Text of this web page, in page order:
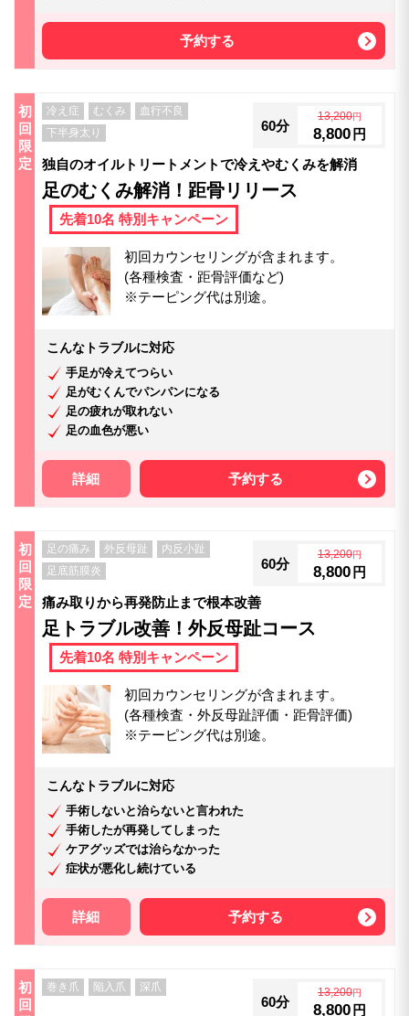
予約する
初
回
限
定
冷え症 むくみ
血行不良
下半身太り
60分
13,200円
8,800 円
独自のオイルトリートメントで冷えやむくみを解消
足のむくみ解消！距骨リリース
先着10名 特別キャンペーン
初回カウンセリングが含まれます。
(各種検査・距骨評価など)
※テーピング代は別途。
こんなトラブルに対応
手足が冷えてつらい
足がむくんでパンパンになる
足の疲れが取れない
足の血色が悪い
詳細 予約する
初
回
限
定
足の痛み 外反母趾
内反小趾
足底筋膜炎
60分
13,200円
8,800 円
痛み取りから再発防止まで根本改善
足トラブル改善！外反母趾コース
先着10名 特別キャンペーン
初回カウンセリングが含まれます。
(各種検査・外反母趾評価・距骨評価)
※テーピング代は別途。
こんなトラブルに対応
手術しないと治らないと言われた
手術したが再発してしまった
ケアグッズでは治らなかった
症状が悪化し続けている
詳細 予約する
初
回
巻き爪 陥入爪 深爪
60分
13,200円
8,800 円